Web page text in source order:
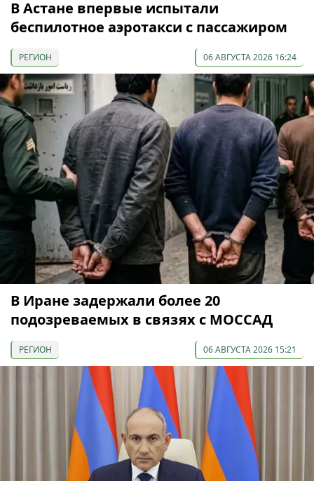
В Астане впервые испытали
беспилотное аэротакси с пассажиром
РЕГИОН 06 АВГУСТА 2026 16:24
В Иране задержали более 20
подозреваемых в связях с МОССАД
РЕГИОН 06 АВГУСТА 2026 15:21